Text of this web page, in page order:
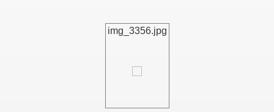
img_3356.jpg